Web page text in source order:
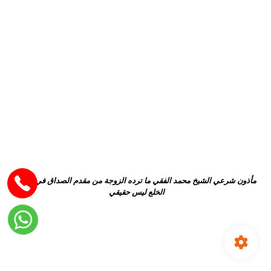
مأذون شرعي الشيخ محمد الفقي ما ترده الزوجة من مقدم الصداق في دعوى
الخلع ليس حقيقي